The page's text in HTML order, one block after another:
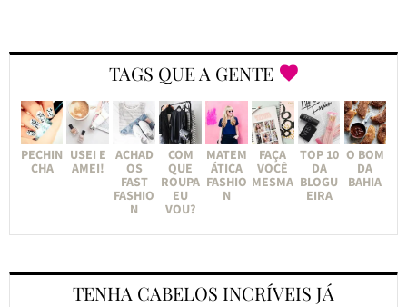
TAGS QUE A GENTE
PECHIN
CHA
USEI E
AMEI!
ACHAD
OS
FAST
FASHIO
N
COM
QUE
ROUPA
EU
VOU?
MATEM
ÁTICA
FASHIO
N
FAÇA
VOCÊ
MESMA
TOP 10
DA
BLOGU
EIRA
O BOM
DA
BAHIA
TENHA CABELOS INCRÍVEIS JÁ